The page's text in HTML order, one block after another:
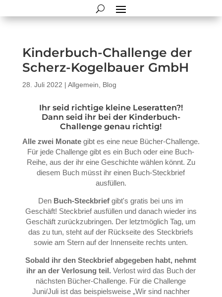
Kinderbuch-Challenge der
Scherz-Kogelbauer GmbH
28. Juli 2022 | Allgemein Blog
Ihr seid richtige kleine Leseratten?!
Dann seid ihr bei der Kinderbuch-
Challenge genau richtig!
Alle zwei Monategibt es eine neue Bücher-Challenge.
Für jede Challenge gibt es ein Buch oder eine Buch-
Reihe, aus der ihr eine Geschichte wählen könnt. Zu
diesem Buch müsst ihr einen Buch-Steckbrief
ausfüllen.
Den Buch-Steckbriefgibt's gratis bei uns im
Geschäft! Steckbrief ausfüllen und danach wieder ins
Geschäft zurückzubringen. Der letztmöglich Tag, um
das zu tun, steht auf der Rückseite des Steckbriefs
sowie am Stern auf der Innenseite rechts unten.
Sobald ihr den Steckbrief abgegeben habt, nehmt
ihr an der Verlosung teil. Verlost wird das Buch der
nächsten Bücher-Challenge. Für die Challenge
Juni/Juli ist das beispielsweise „Wir sind nachher